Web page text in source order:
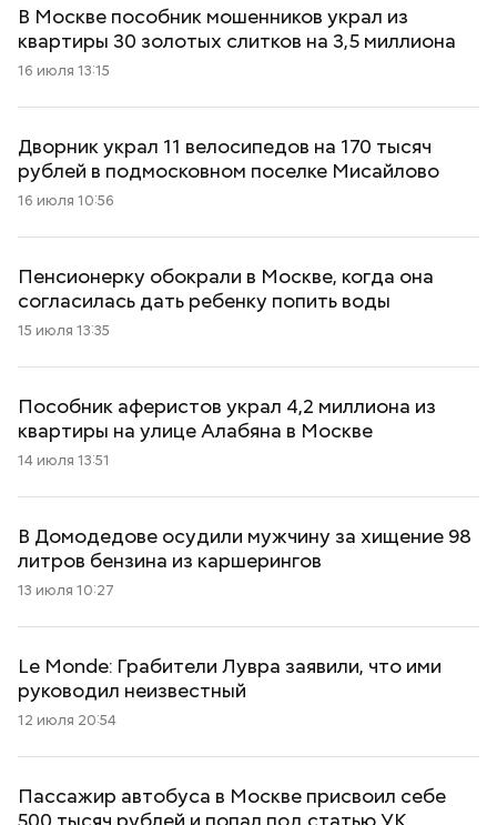
В Москве пособник мошенников украл из
квартиры 30 золотых слитков на 3,5 миллиона
16 июля 13:15
Дворник украл 11 велосипедов на 170 тысяч
рублей в подмосковном поселке Мисайлово
16 июля 10:56
Пенсионерку обокрали в Москве, когда она
согласилась дать ребенку попить воды
15 июля 13:35
Пособник аферистов украл 4,2 миллиона из
квартиры на улице Алабяна в Москве
14 июля 13:51
В Домодедове осудили мужчину за хищение 98
литров бензина из каршерингов
13 июля 10:27
Le Monde: Грабители Лувра заявили, что ими
руководил неизвестный
12 июля 20:54
Пассажир автобуса в Москве присвоил себе